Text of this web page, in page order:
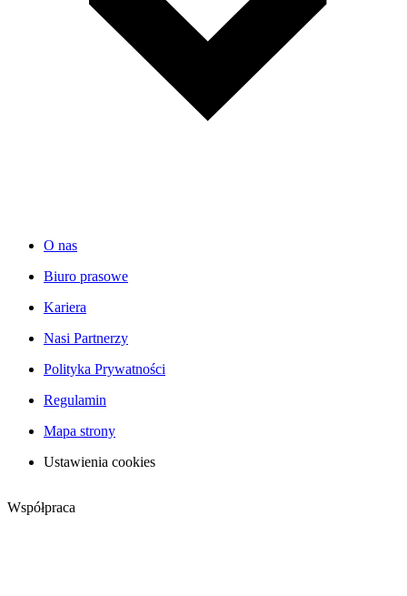
O nas
Biuro prasowe
Kariera
Nasi Partnerzy
Polityka Prywatności
Regulamin
Mapa strony
Ustawienia cookies
Współpraca